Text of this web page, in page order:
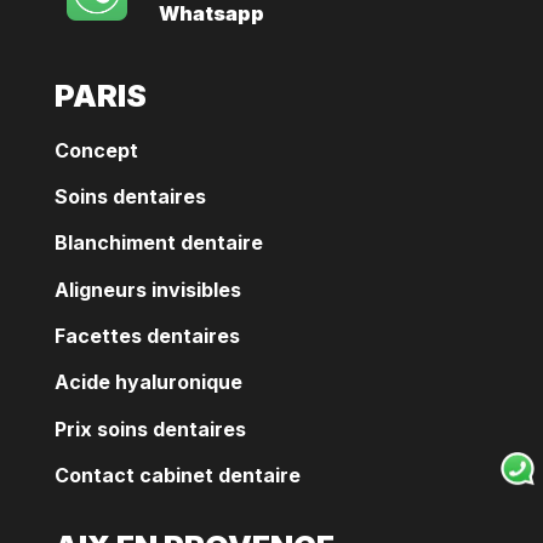
Whatsapp
PARIS
Concept
Soins dentaires
Blanchiment dentaire
Aligneurs invisibles
Facettes dentaires
Acide hyaluronique
Prix soins dentaires
Contact cabinet dentaire